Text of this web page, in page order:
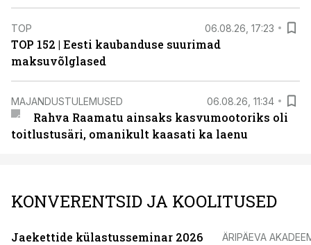
TOP 06.08.26, 17:23
TOP 152 | Eesti kaubanduse suurimad
maksuvõlglased
MAJANDUSTULEMUSED 06.08.26, 11:34
Rahva Raamatu ainsaks kasvumootoriks oli
toitlustusäri, omanikult kaasati ka laenu
KONVERENTSID JA KOOLITUSED
Jaekettide külastusseminar 2026 ÄRIPÄEVA